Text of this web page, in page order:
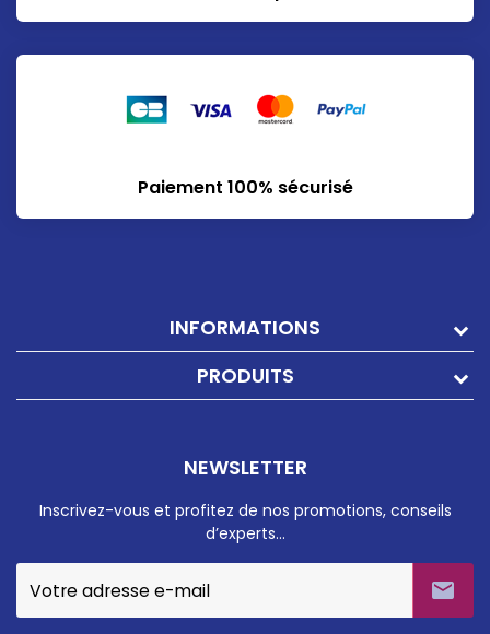
Paiement 100% sécurisé
INFORMATIONS
PRODUITS
NEWSLETTER
Inscrivez-vous et profitez de nos promotions, conseils
d’experts…
